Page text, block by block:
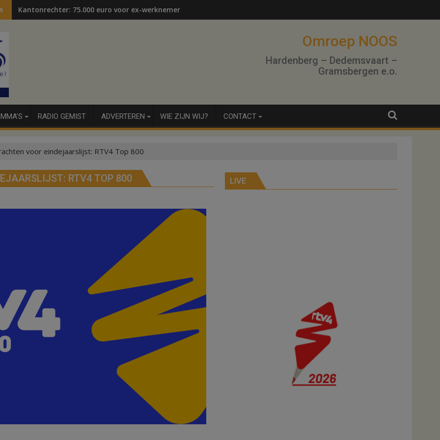
Kantonrechter: 75.000 euro voor ex-werknemers
Omroep NOOS
Hardenberg – Dedemsvaart –
Gramsbergen e.o.
RADIO GEMIST ADVERTEREN WIE ZIJN WIJ? CONTACT
voor eindejaarslijst: RTV4 Top 800
RTV4 TOP 800 LIVE